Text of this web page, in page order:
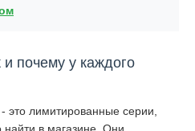
и почему у каждого
это лимитированные серии,